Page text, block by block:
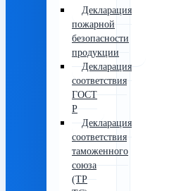
Декларация
пожарной
безопасности
продукции
Декларация
соответствия
ГОСТ
Р
Декларация
соответствия
таможенного
союза
(ТР